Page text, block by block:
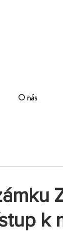
O nás
k